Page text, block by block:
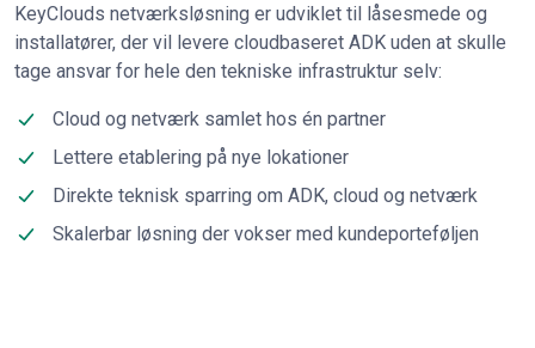
KeyClouds netværksløsning er udviklet til låsesmede og
installatører, der vil levere cloudbaseret ADK uden at skulle
tage ansvar for hele den tekniske infrastruktur selv:
Cloud og netværk samlet hos én partner
Lettere etablering på nye lokationer
Direkte teknisk sparring om ADK, cloud og netværk
Skalerbar løsning der vokser med kundeporteføljen